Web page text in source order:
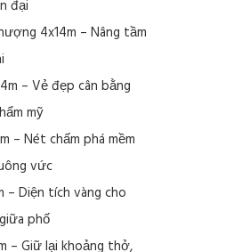
đại
4x14m – Nâng tầm
– Vẻ đẹp cân bằng
mỹ
– Nét chấm phá mềm
vức
– Diện tích vàng cho
phố
– Giữ lại khoảng thở,